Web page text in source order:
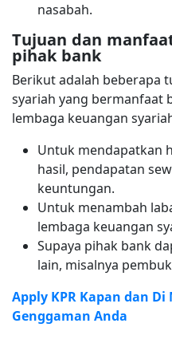
nasabah.
Tujuan dan
pihak bank
Berikut adalah beberapa
syariah yang bermanfaat
lembaga keuangan
Untuk mendapatkan
hasil, pendapatan
keuntungan.
Untuk menambah
lembaga keuangan
Supaya pihak bank
lain, misalnya
Apply KPR Kapan dan
Genggaman Anda